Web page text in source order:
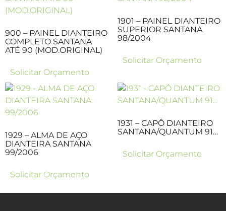
900 – PAINEL DIANTEIRO
COMPLETO SANTANA
ATÉ 90 (MOD.ORIGINAL)
Solicitar Orçamento
1901 – PAINEL DIANTEIRO
SUPERIOR SANTANA
98/2004
Solicitar Orçamento
1929 – ALMA DE AÇO
DIANTEIRA SANTANA
99/2006
Solicitar Orçamento
1931 – CAPÔ DIANTEIRO
SANTANA/QUANTUM 91…
Solicitar Orçamento